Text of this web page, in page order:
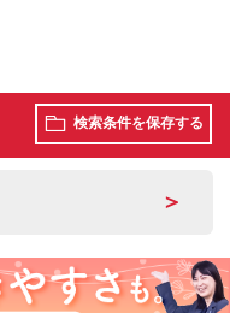
検索条件を保存する
＞